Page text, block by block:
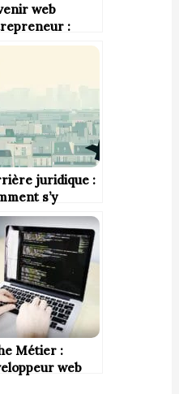
web
:
métiers et
pratiques
juridique :
s’y
dès le
?
Métier :
web